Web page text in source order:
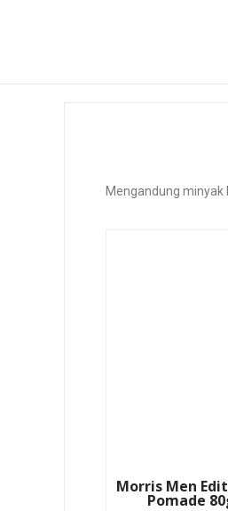
Mengandung
Morris Men
Pomade